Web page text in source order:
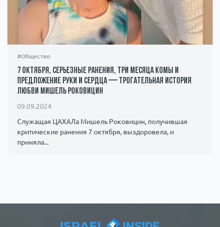
#Общество
7 октября, серьезные ранения, три месяца комы и
предложение руки и сердца — трогательная история
любви Мишель Роковицин
09.09.2024
Служащая ЦАХАЛа Мишель Роковицин, получившая
критические ранения 7 октября, выздоровела, и
приняла...